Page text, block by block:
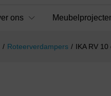
ons
/ Roteerverdampers / IKA RV